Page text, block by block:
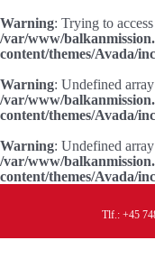
Warning: Trying to
/var/www/
content/themes/Avada/
Warning: Undefined
/var/www/
content/themes/Avada/
Warning: Undefined
/var/www/
content/themes/Avada/
Tlf.: +45